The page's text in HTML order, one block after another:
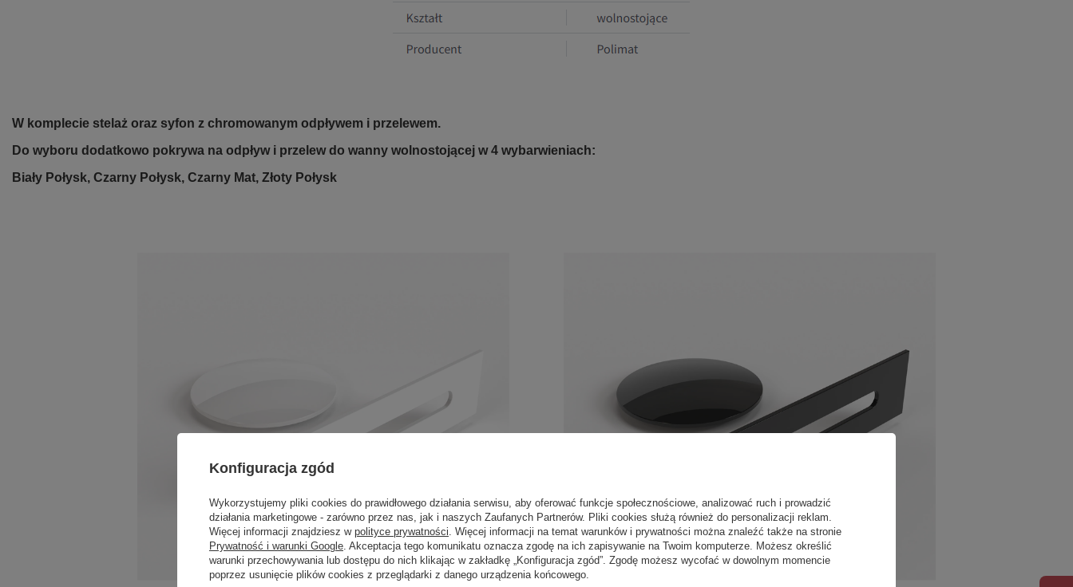
W komplecie stelaż oraz syfon z chromowanym odpływem i przelewem.
Do wyboru dodatkowo pokrywa na odpływ i przelew do wanny wolnostojącej w 4 wybarwieniach:
Biały Połysk, Czarny Połysk, Czarny Mat, Złoty Połysk
Konfiguracja zgód
Wykorzystujemy pliki cookies do prawidłowego działania serwisu, aby oferować funkcje społecznościowe, analizować ruch i prowadzić
działania marketingowe - zarówno przez nas, jak i naszych Zaufanych Partnerów. Pliki cookies służą również do personalizacji reklam.
Więcej informacji znajdziesz w polityce prywatności. Więcej informacji na temat warunków i prywatności można znaleźć także na stronie
Prywatność i warunki Google. Akceptacja tego komunikatu oznacza zgodę na ich zapisywanie na Twoim komputerze. Możesz określić
warunki przechowywania lub dostępu do nich klikając w zakładkę „Konfiguracja zgód”. Zgodę możesz wycofać w dowolnym momencie
poprzez usunięcie plików cookies z przeglądarki z danego urządzenia końcowego.